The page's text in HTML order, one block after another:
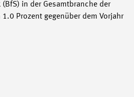
in der Gesamtbranche der
Prozent gegenüber dem Vorjahr